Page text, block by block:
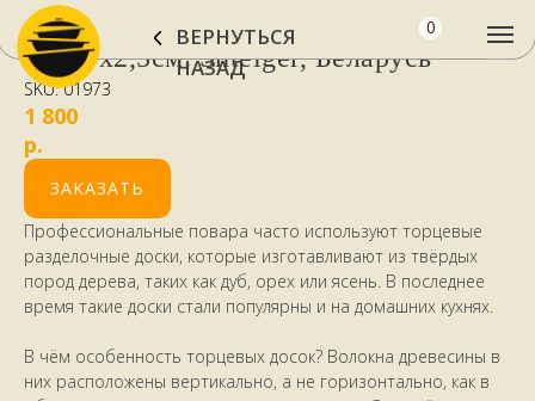
ВЕРНУТЬСЯ
НАЗАД
Торцевая доска "Классика"
28х20х2,5см. Shteiger, Беларусь
SKU:01973
1 800
р.
ЗАКАЗАТЬ
Профессиональные повара часто используют торцевые
разделочные доски, которые изготавливают из твёрдых
пород дерева, таких как дуб, орех или ясень. В последнее
время такие доски стали популярны и на домашних кухнях.
В чём особенность торцевых досок? Волокна древесины в
них расположены вертикально, а не горизонтально, как в